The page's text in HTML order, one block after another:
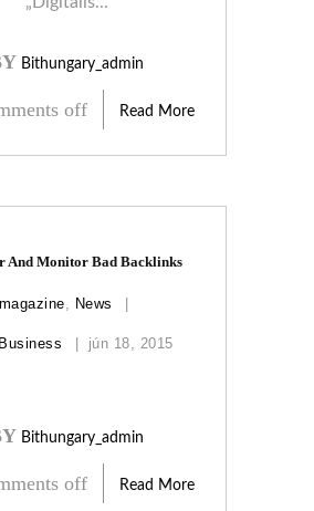
Bithungary_admin
off Read More
And Monitor Bad Backlinks
magazine, News
Business jún 18, 2015
Bithungary_admin
off Read More